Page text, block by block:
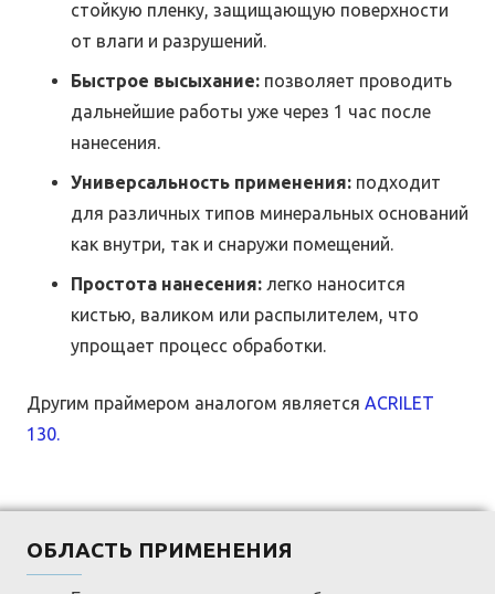
стойкую пленку, защищающую поверхности
от влаги и разрушений.
Быстрое высыхание: позволяет проводить
дальнейшие работы уже через 1 час после
нанесения.
Универсальность применения: подходит
для различных типов минеральных оснований
как внутри, так и снаружи помещений.
Простота нанесения: легко наносится
кистью, валиком или распылителем, что
упрощает процесс обработки.
Другим праймером аналогом является ACRILET
130.
ОБЛАСТЬ ПРИМЕНЕНИЯ